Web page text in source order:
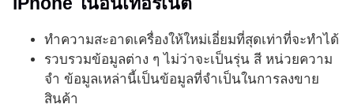
ทำความสะอาดเครื่องให้ใหม่เอี่ยมที่สุดเท่าที่จะทำได้
รวบรวมข้อมูลต่าง ๆ ไม่ว่าจะเป็นรุ่น สี หน่วยความ
จำ ข้อมูลเหล่านี้เป็นข้อมูลที่จำเป็นในการลงขาย
สินค้า